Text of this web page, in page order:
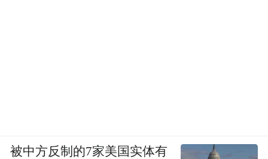
被中方反制的7家美国实体有